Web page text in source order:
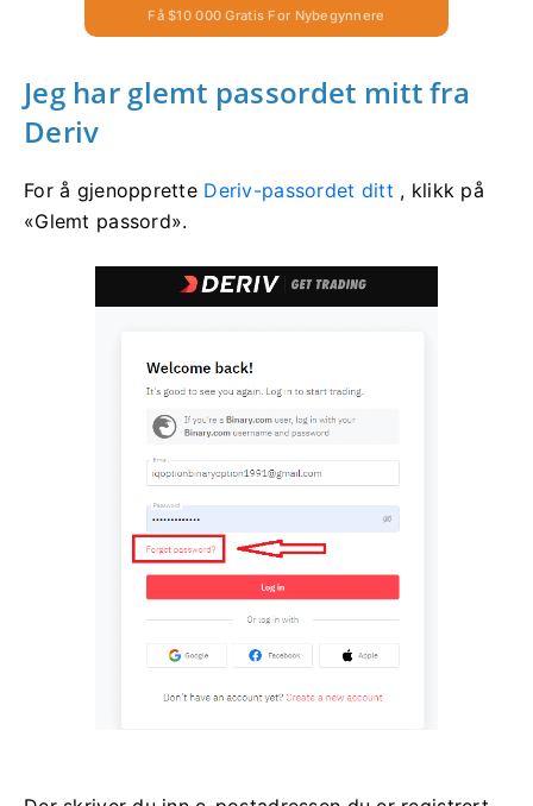
Få $10 000 Gratis For Nybegynnere
Jeg har glemt passordet mitt fra
Deriv
For å gjenopprette Deriv-passordet ditt , klikk på
«Glemt passord».